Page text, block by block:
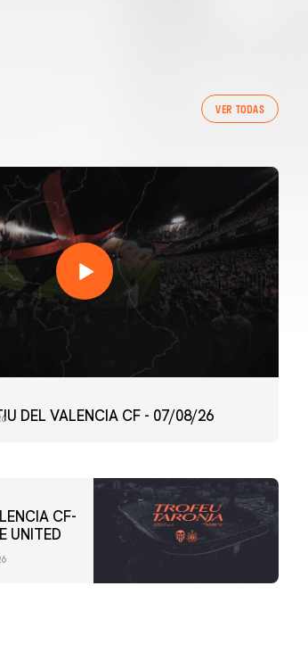
VER TODAS
DEL VALENCIA CF - 07/08/26
CF-
UNITED